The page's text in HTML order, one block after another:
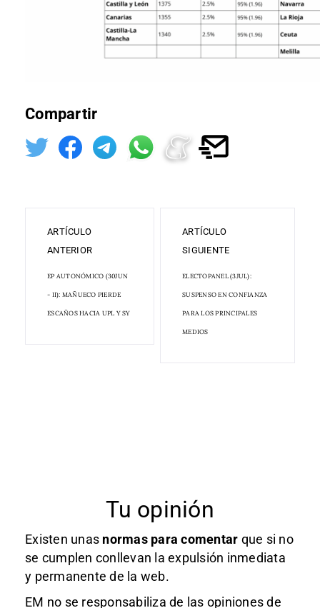
Compartir
ARTÍCULO
ANTERIOR
EP AUTONÓMICO (30JUN
- II): MAÑUECO PIERDE
ESCAÑOS HACIA UPL Y SY
ARTÍCULO
SIGUIENTE
ELECTOPANEL (3JUL):
SUSPENSO EN CONFIANZA
PARA LOS PRINCIPALES
MEDIOS
Tu opinión
Existen unas normas para comentar que si no
se cumplen conllevan la expulsión inmediata
y permanente de la web.
EM no se responsabiliza de las opiniones de